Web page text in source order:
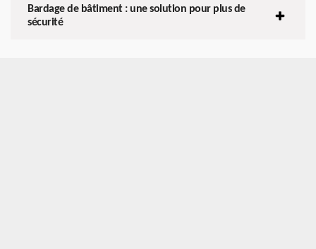
Bardage de bâtiment : une solution pour plus de
sécurité